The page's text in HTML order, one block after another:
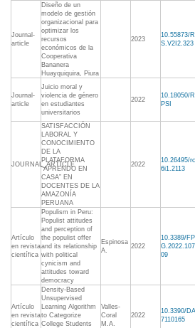
Journal-
article
Diseño de un
modelo de gestión
organizacional para
optimizar los
recursos
económicos de la
Cooperativa
Bananera
Huayquiquira, Piura
2023
10.55873/
S.V2I2.323
Journal-
article
Juicio moral y
violencia de género
en estudiantes
universitarios
2022
10.18050/
PSI
JOURNAL_ARTICLE
SATISFACCIÓN
LABORAL Y
CONOCIMIENTO
DE LA
PLATAFORMA
“APRENDO EN
CASA” EN
DOCENTES DE LA
AMAZONÍA
PERUANA
2022
10.26495/
6i1.2113
Artículo
en revista
científica
Populism in Peru:
Populist attitudes
and perception of
the populist offer
and its relationship
with political
cynicism and
attitudes toward
democracy
Espinosa
A.
2022
10.3389/
09
Artículo
en revista
científica
Density-Based
Unsupervised
Learning Algorithm
to Categorize
College Students
Valles-
Coral
M.A.
2022
10.3390/
7110165